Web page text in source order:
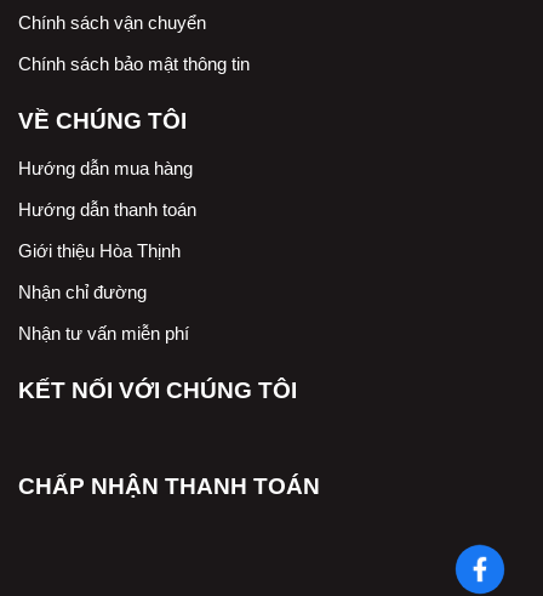
Chính sách vận chuyển
Chính sách bảo mật thông tin
VỀ CHÚNG TÔI
Hướng dẫn mua hàng
Hướng dẫn thanh toán
Giới thiệu Hòa Thịnh
Nhận chỉ đường
Nhận tư vấn miễn phí
KẾT NỐI VỚI CHÚNG TÔI
CHẤP NHẬN THANH TOÁN